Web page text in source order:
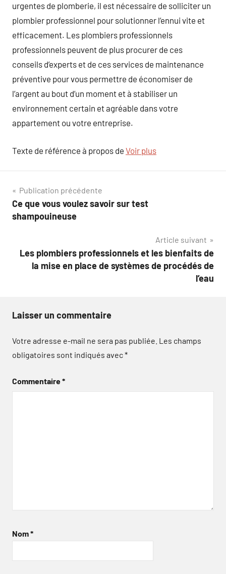
urgentes de plomberie, il est nécessaire de solliciter un
plombier professionnel pour solutionner l’ennui vite et
efficacement. Les plombiers professionnels
professionnels peuvent de plus procurer de ces
conseils d’experts et de ces services de maintenance
préventive pour vous permettre de économiser de
l’argent au bout d’un moment et à stabiliser un
environnement certain et agréable dans votre
appartement ou votre entreprise.
Texte de référence à propos de Voir plus
Navigation
de
Publication précédente
Ce que vous voulez savoir sur test
shampouineuse
Article suivant
Les plombiers professionnels et les bienfaits de
la mise en place de systèmes de procédés de
l’eau
Laisser un commentaire
Votre adresse e-mail ne sera pas publiée. Les champs
obligatoires sont indiqués avec*
Commentaire*
Nom*